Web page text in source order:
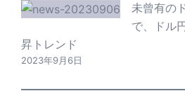
未曾有の
で、ドル
昇トレンド
2023年9月6日